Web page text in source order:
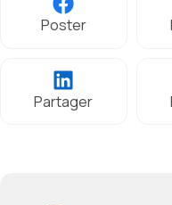
Poster
Partager